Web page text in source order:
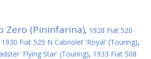
Zero (Pininfarina), 1928 Fiat 520
1930 Fiat 525 N Cabriolet 'Royal' (Touring),
'Flying Star' (Touring), 1933 Fiat 508